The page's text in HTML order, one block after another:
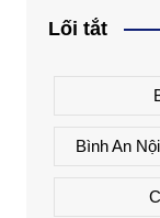
Lối tắt
Bình An